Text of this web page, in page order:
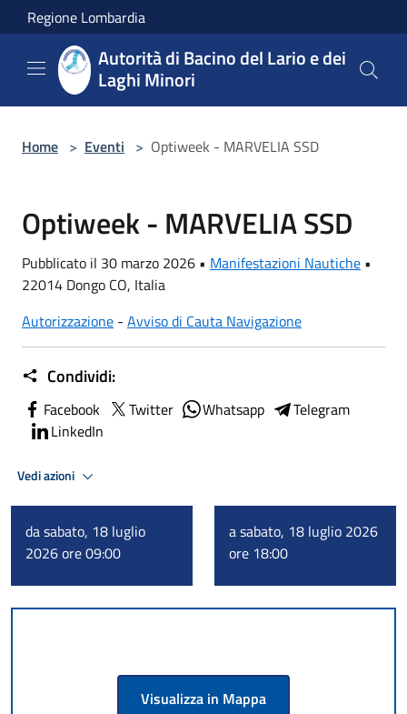
Salta al contenuto principale
Regione Lombardia
Autorità di Bacino del Lario e dei
Laghi Minori
Home > Eventi > Optiweek - MARVELIA SSD
Optiweek - MARVELIA SSD
Pubblicato il 30 marzo 2026 • Manifestazioni Nautiche •
22014 Dongo CO, Italia
Autorizzazione - Avviso di Cauta Navigazione
Condividi:
Facebook Twitter Whatsapp
Telegram
LinkedIn
Vedi azioni
da sabato, 18 luglio
2026 ore 09:00
a sabato, 18 luglio 2026
ore 18:00
Visualizza in Mappa